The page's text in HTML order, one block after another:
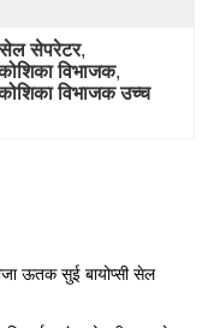
सेपरेटर,
विभाजक,
विभाजक उच्च
ऊतक सुई बायोप्सी सेल